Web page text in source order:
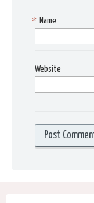
Name
*
Website